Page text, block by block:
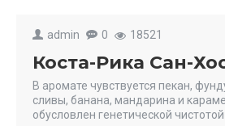
admin 0 18521
Коста-Рика Сан-
В аромате чувствуется пекан,
сливы, банана, мандарина и
обусловлен генетической